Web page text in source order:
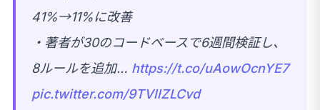
41%→11%に改善
・著者が30のコードベースで6週間検証し、
8ルールを追加… https://t.co/uAowOcnYE7
pic.twitter.com/9TVllZLCvd